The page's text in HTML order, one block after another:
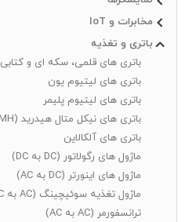
مخابرات و IoT
باتری و تغذیه
باتری های قلمی، سکه ای و کتابی
باتری های لیتیوم یون
باتری های لیتیوم پلیمر
باتری های نیکل متال هیدرید (Ni-MH)
باتری های آلکالاین
ماژول های رگولاتور (DC به DC)
ماژول های اینورتر (DC به AC)
ماژول تغذیه سوئیچینگ (AC به DC)
ترانسفورمر (AC به AC)